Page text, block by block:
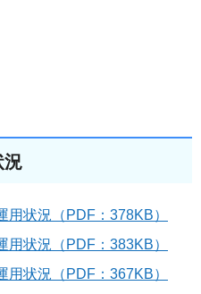
況
状況（PDF：378KB）
状況（PDF：383KB）
状況（PDF：367KB）